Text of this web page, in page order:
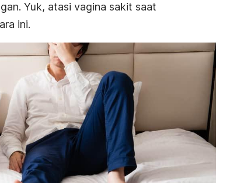
Yuk, atasi vagina sakit saat
ini.